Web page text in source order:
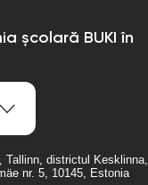
școlară BUKI în
Tallinn, districtul Kesklinna,
nr. 5, 10145, Estonia